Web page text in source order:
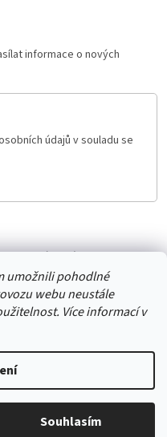
umožnili pohodlné
webu neustále
Více informací v
Souhlasím
informace o nových
údajů v souladu se
Solárne panely.sk
. Všechna práva vyhrazena.